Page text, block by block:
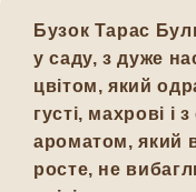
Бузок Тарас
у саду, з дуже
цвітом, який
густі, махрові і
ароматом, який
росте, не